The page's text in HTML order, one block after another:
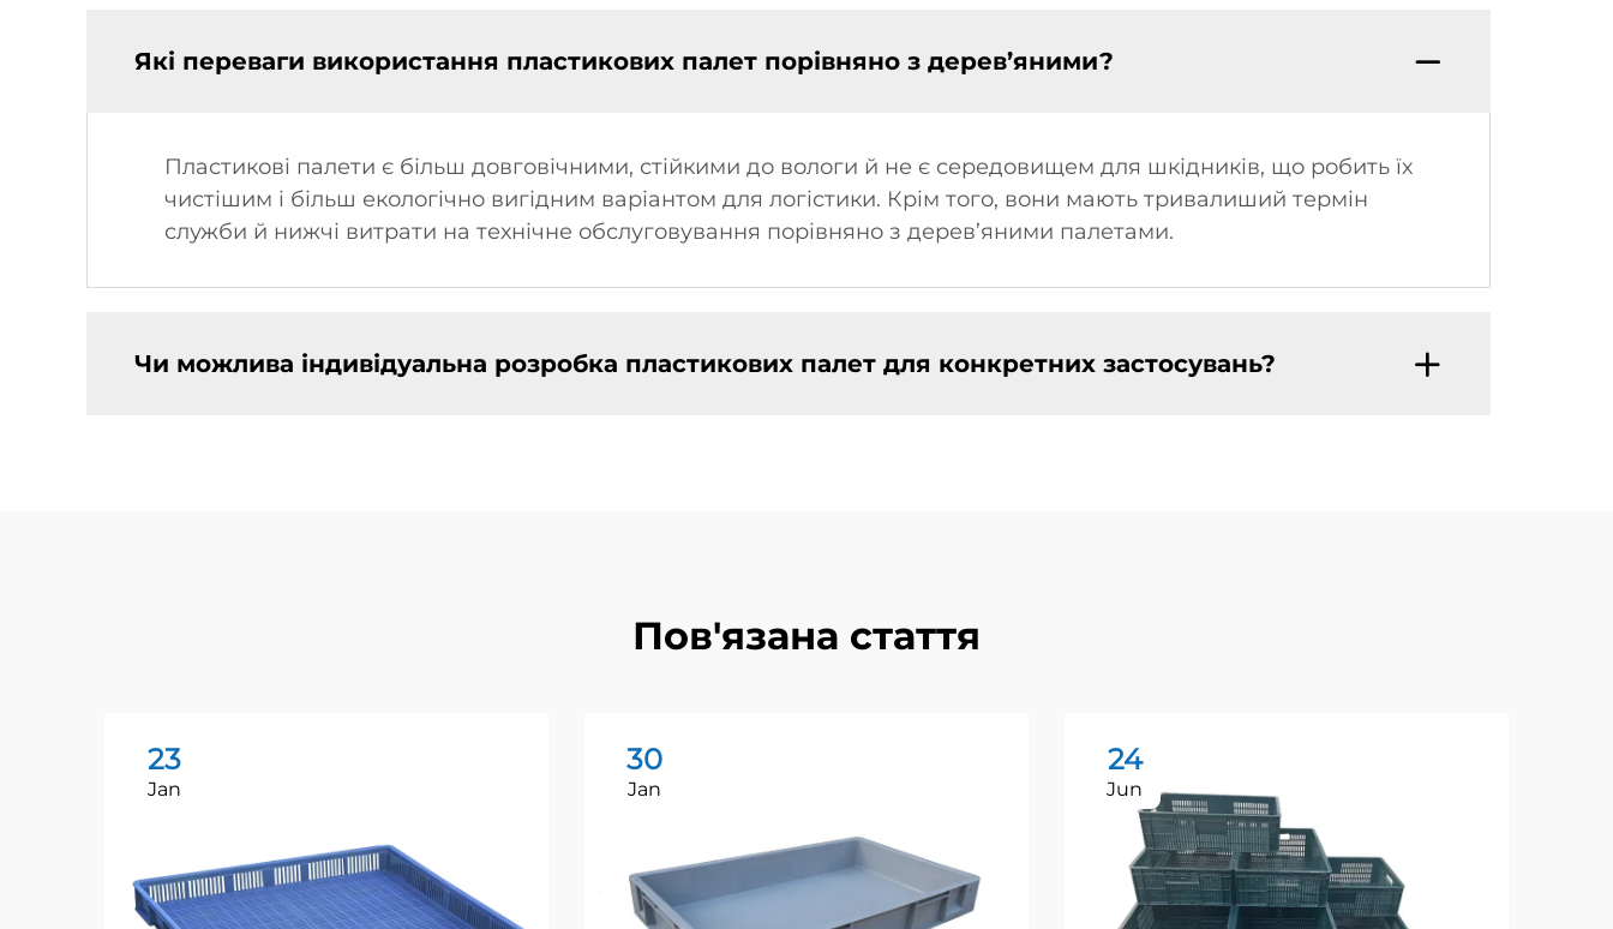
Які переваги використання пластикових палет порівняно з дерев’яними?
Пластикові палети є більш довговічними, стійкими до вологи й не є середовищем для шкідників, що робить їх
чистішим і більш екологічно вигідним варіантом для логістики. Крім того, вони мають тривалиший термін
служби й нижчі витрати на технічне обслуговування порівняно з дерев’яними палетами.
Чи можлива індивідуальна розробка пластикових палет для конкретних застосувань?
Пов'язана стаття
23
Jan
30
Jan
24
Jun